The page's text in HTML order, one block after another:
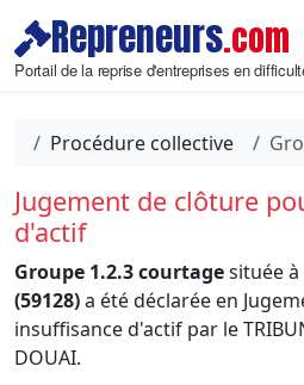
Repreneurs.com
Portail de la reprise d'entreprises en
Procédure collective
Jugement de clôture
d'actif
Groupe 1.2.3 courtagesituée à
(59128)a été déclarée en
insuffisance d'actif par le
DOUAI.